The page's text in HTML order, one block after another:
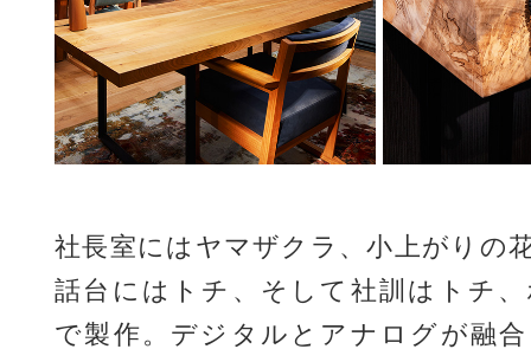
社長室にはヤマザクラ、小上がりの
話台にはトチ、そして社訓はトチ
で製作。デジタルとアナログが融